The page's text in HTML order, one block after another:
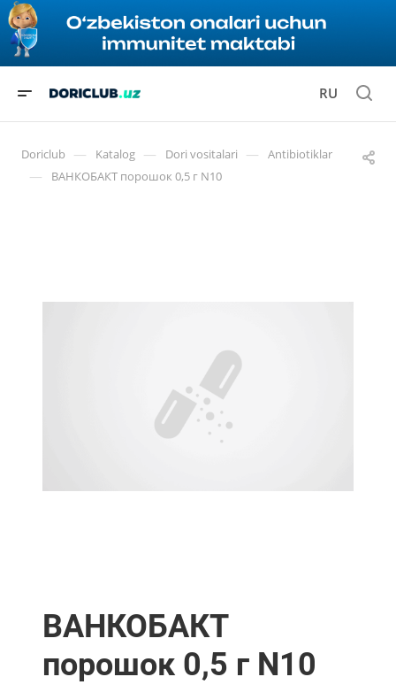
RU
Doriclub — Katalog — Dori vositalari — Antibiotiklar
— ВАНКОБАКТ порошок 0,5 г N10
ВАНКОБАКТ
порошок 0,5 г N10